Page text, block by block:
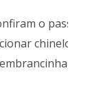
o passo a
chinelos
de